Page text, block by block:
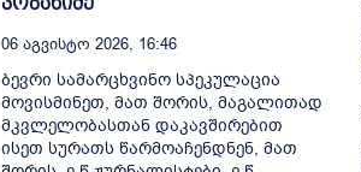
06 Აგვისტო 2026, 16:46
ბევრი სამარცხვინო სპეკულაცია
მოვისმინეთ, მათ შორის, მაგალითად
მკვლელობასთან დაკავშირებით
ისეთ სურათს წარმოაჩენდნენ, მათ